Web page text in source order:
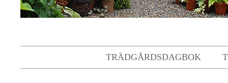
TRÄDGÅRDSDAGBOK